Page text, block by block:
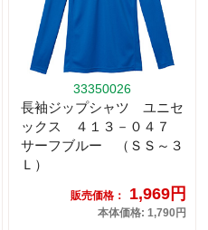
33350026
長袖ジップシャツ ユニセ
ックス ４１３－０４７
サーフブルー （ＳＳ～３
Ｌ）
販売価格： 1,969円
本体価格: 1,790円